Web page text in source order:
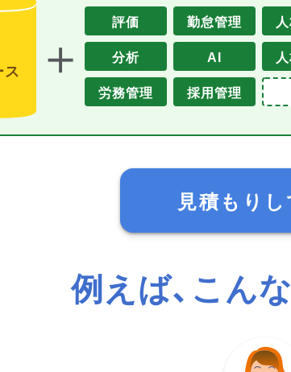
＋
評価 勤怠管理
分析
AI
労務管理
採用管理
見積もり
例えば、こん